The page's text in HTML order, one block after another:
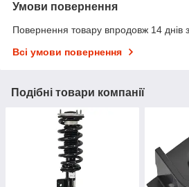
Умови повернення
Повернення товару впродовж 14 днів
Всі умови повернення
Подібні товари компанії